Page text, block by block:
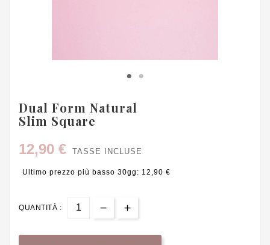
Dual Form Natural
Slim Square
12,90 €
TASSE INCLUSE
Ultimo prezzo più basso 30gg: 12,90 €
QUANTITÀ :